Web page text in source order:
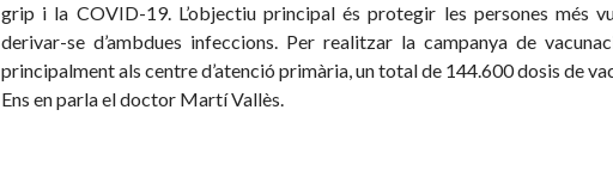
grip i la COVID-19. L’objectiu principal és protegir les persones més
derivar-se d’ambdues infeccions. Per realitzar la campanya de
principalment als centre d’atenció primària, un total de 144.600 dosis de
Ens en parla el doctor Martí Vallès.